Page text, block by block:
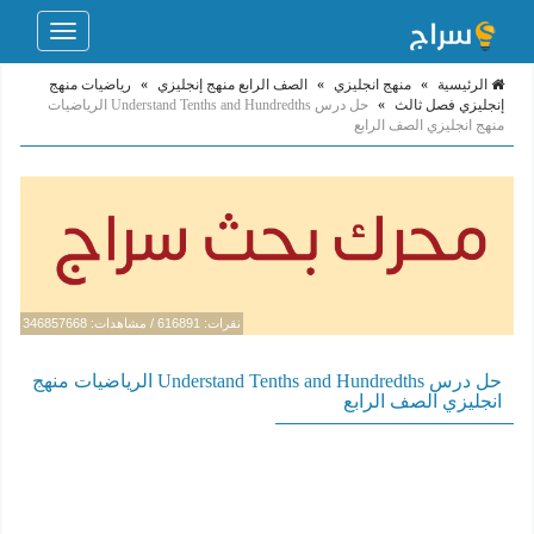
Toggle
الرئيسية » منهج انجليزي » الصف الرابع منهج إنجليزي »
رياضيات منهج
إنجليزي فصل ثالث »
حل درس Understand Tenths and Hundredths الرياضيات
منهج انجليزي الصف الرابع
نقرات: 616891 / مشاهدات: 346857668
حل درس Understand Tenths and Hundredths الرياضيات منهج
انجليزي الصف الرابع